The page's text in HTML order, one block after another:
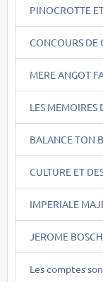
PINOCROTTE
CONCOURS DE
MERE ANGOT
LES MEMOIRES
BALANCE TON
CULTURE ET
IMPERIALE
JEROME
Les comptes